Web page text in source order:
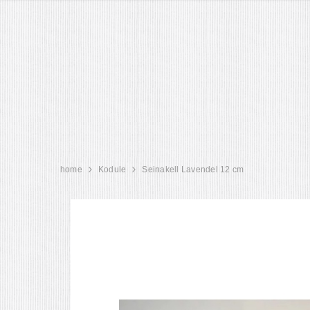
home Kodule Seinakell Lavendel 12 cm
KIRSID TUMEDAS
KREEKA PÄHKEL